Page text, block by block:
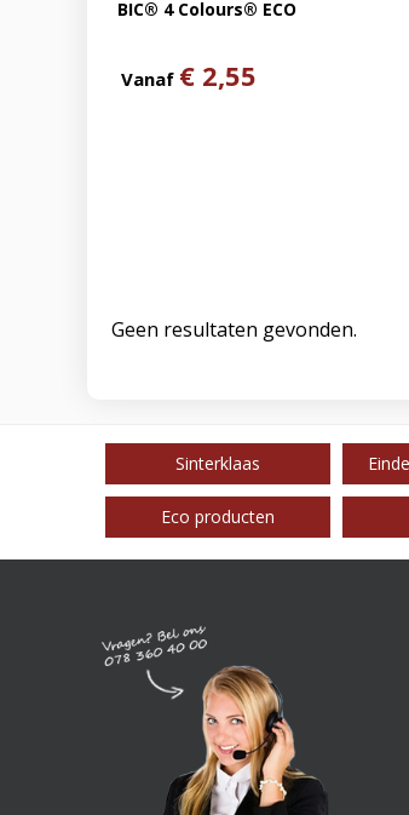
BIC® 4 Colours® ECO
Vanaf € 2,55
Geen resultaten gevonden.
Sinterklaas
Eco producten